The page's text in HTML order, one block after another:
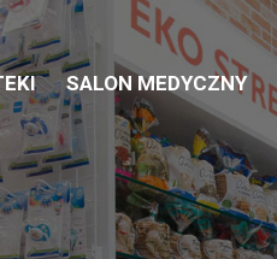
SALON MEDYCZNY